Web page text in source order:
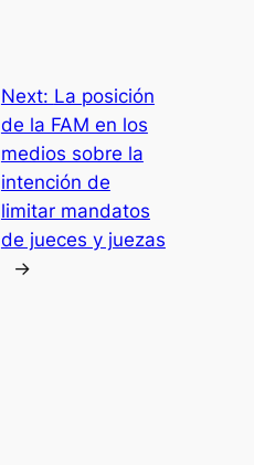
Next: La posición
de la FAM en los
medios sobre la
intención de
limitar mandatos
de jueces y juezas
→